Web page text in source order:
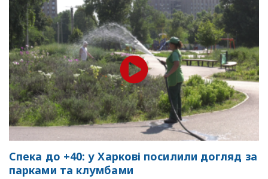
Спека до +40: у Харкові посилили догляд за
парками та клумбами